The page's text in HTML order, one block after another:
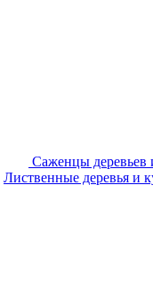
Саженцы деревьев
Лиственные деревья и